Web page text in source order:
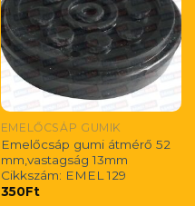
EMELŐCSÁP GUMIK
Emelőcsáp gumi átmérő 52
mm,vastagság 13mm
Cikkszám: EMEL 129
350Ft